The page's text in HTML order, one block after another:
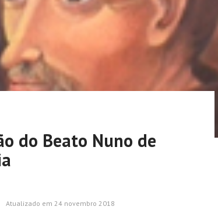
do Beato Nuno de
Atualizado em 24 novembro 2018